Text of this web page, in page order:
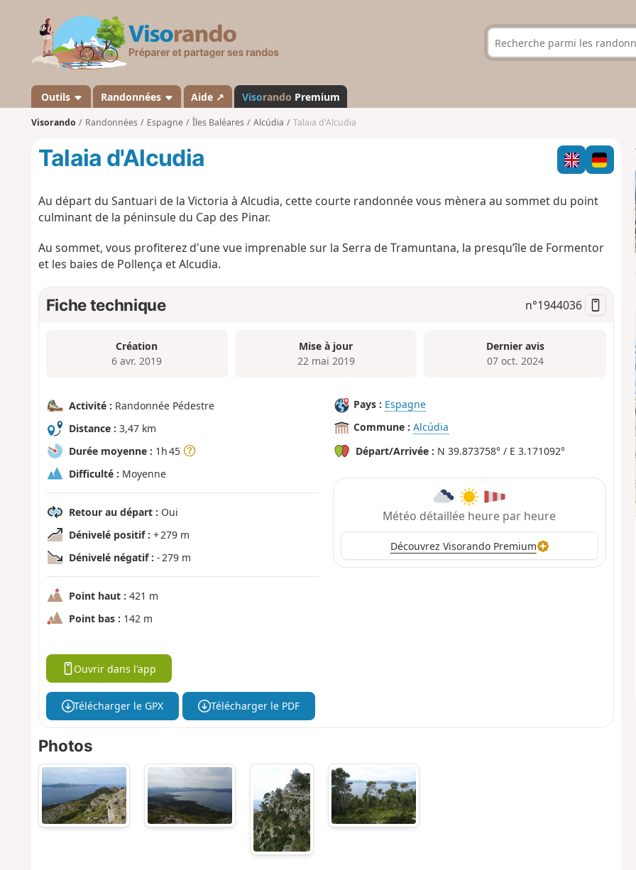
s
a
n
d
Outils Randonnées Aide ↗ Visorando Premium
Visorando Randonnées Espagne Îles Baléares Alcúdia Talaia d'Alcudia
Talaia d'Alcudia
Au départ du Santuari de la Victoria à Alcudia, cette courte randonnée vous mènera au sommet du point
culminant de la péninsule du Cap des Pinar.
Au sommet, vous profiterez d'une vue imprenable sur la Serra de Tramuntana, la presqu’île de Formentor
et les baies de Pollença et Alcudia.
Fiche technique n°1944036
Création
6 avr. 2019
Mise à jour
22 mai 2019
Dernier avis
07 oct. 2024
Activité : Randonnée Pédestre
Distance : 3,47 km
Durée moyenne : 1h 45
Difficulté : Moyenne
Retour au départ : Oui
Dénivelé positif : + 279 m
Dénivelé négatif : - 279 m
Point haut : 421 m
Point bas : 142 m
Pays : Espagne
Commune : Alcúdia
Départ/Arrivée : N 39.873758° / E 3.171092°
Météo détaillée heure par heure
Découvrez Visorando Premium
Ouvrir dans l'app
Télécharger le GPX Télécharger le PDF
Photos